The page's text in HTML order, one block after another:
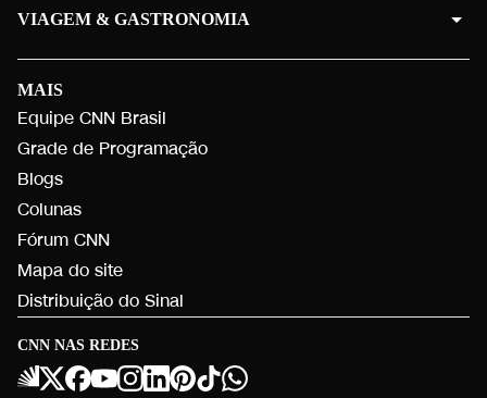
CNN NAS REDES
MAIS
Equipe CNN Brasil
Grade de Programação
Blogs
Colunas
Fórum CNN
Mapa do site
Distribuição do Sinal
VIAGEM & GASTRONOMIA